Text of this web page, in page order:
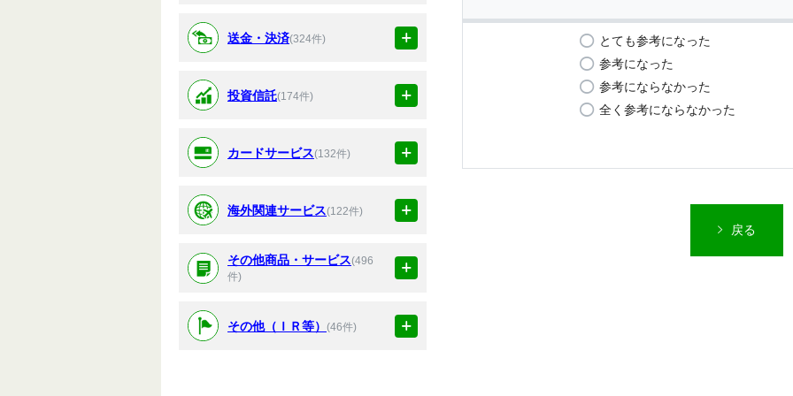
送金・決済(324件)
投資信託(174件)
カードサービス(132件)
海外関連サービス(122件)
その他商品・サービス(496
件)
その他（ＩＲ等） (46件)
とても参考になった
参考になった
参考にならなかった
全く参考にならなかった
戻る